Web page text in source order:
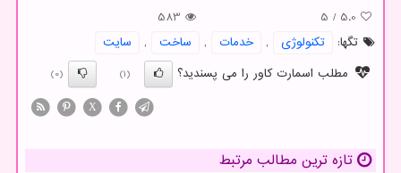
5.0
/
5
583
تگها:
تكنولوژی , خدمات , ساخت ,
سایت
مطلب اسمارت کاور را می پسندید؟
(1)
(0)
X
تازه ترین مطالب مرتبط